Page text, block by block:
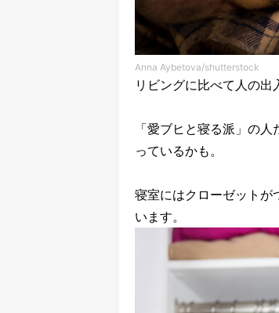
Anna Aybetova/shutterstock
リビングに比べて人の出
「愛ブヒと寝る派」の
っているかも。
寝室にはクローゼットが
います。